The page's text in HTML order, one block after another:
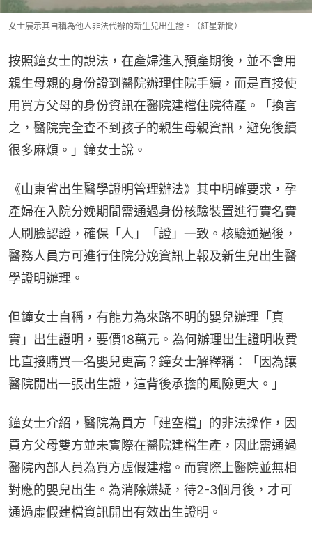
女士展示其自稱為他人非法代辦的新生兒出生證。（紅星新聞）
按照鐘女士的說法，在產婦進入預產期後，並不會用
親生母親的身份證到醫院辦理住院手續，而是直接使
用買方父母的身份資訊在醫院建檔住院待產。「換言
之，醫院完全查不到孩子的親生母親資訊，避免後續
很多麻煩。」鐘女士說。
《山東省出生醫學證明管理辦法》其中明確要求，孕
產婦在入院分娩期間需通過身份核驗裝置進行實名實
人刷臉認證，確保「人」「證」一致。核驗通過後，
醫務人員方可進行住院分娩資訊上報及新生兒出生醫
學證明辦理。
但鐘女士自稱，有能力為來路不明的嬰兒辦理「真
實」出生證明，要價18萬元。為何辦理出生證明收費
比直接購買一名嬰兒更高？鐘女士解釋稱：「因為讓
醫院開出一張出生證，這背後承擔的風險更大。」
鐘女士介紹，醫院為買方「建空檔」的非法操作，因
買方父母雙方並未實際在醫院建檔生產，因此需通過
醫院內部人員為買方虛假建檔。而實際上醫院並無相
對應的嬰兒出生。為消除嫌疑，待2-3個月後，才可
通過虛假建檔資訊開出有效出生證明。